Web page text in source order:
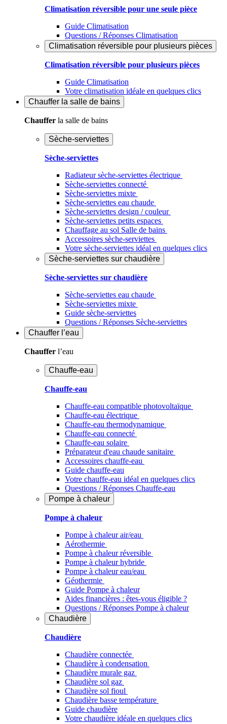
Climatisation réversible pour une seule pièce
Guide Climatisation
Questions / Réponses Climatisation
Climatisation réversible pour plusieurs pièces
Climatisation réversible pour plusieurs pièces
Guide Climatisation
Votre climatisation idéale en quelques clics
Chauffer la salle de bains
Chauffer la salle de bains
Sèche-serviettes
Sèche-serviettes
Radiateur sèche-serviettes électrique
Sèche-serviettes connecté
Sèche-serviettes mixte
Sèche-serviettes eau chaude
Sèche-serviettes design / couleur
Sèche-serviettes petits espaces
Chauffage au sol Salle de bains
Accessoires sèche-serviettes
Votre sèche-serviettes idéal en quelques clics
Sèche-serviettes sur chaudière
Sèche-serviettes sur chaudière
Sèche-serviettes eau chaude
Sèche-serviettes mixte
Guide sèche-serviettes
Questions / Réponses Sèche-serviettes
Chauffer l’eau
Chauffer l’eau
Chauffe-eau
Chauffe-eau
Chauffe-eau compatible photovoltaïque
Chauffe-eau électrique
Chauffe-eau thermodynamique
Chauffe-eau connecté
Chauffe-eau solaire
Préparateur d'eau chaude sanitaire
Accessoires chauffe-eau
Guide chauffe-eau
Votre chauffe-eau idéal en quelques clics
Questions / Réponses Chauffe-eau
Pompe à chaleur
Pompe à chaleur
Pompe à chaleur air/eau
Aérothermie
Pompe à chaleur réversible
Pompe à chaleur hybride
Pompe à chaleur​ eau/eau
Géothermie
Guide Pompe à chaleur
Aides financières : êtes-vous éligible ?
Questions / Réponses Pompe à chaleur
Chaudière
Chaudière
Chaudière connectée
Chaudière à condensation
Chaudière murale gaz
Chaudière sol gaz
Chaudière sol fioul
Chaudière basse température
Guide chaudière
Votre chaudière idéale en quelques clics